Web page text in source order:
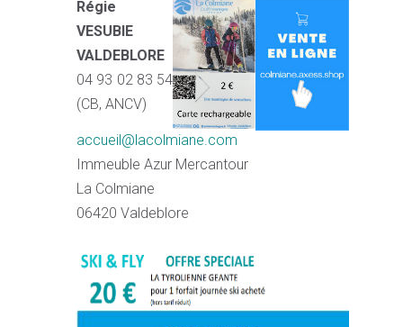
Régie
VESUBIE
VALDEBLORE
04 93 02 83 54
(CB, ANCV)
accueil@lacolmiane.com
Immeuble Azur Mercantour
La Colmiane
06420 Valdeblore